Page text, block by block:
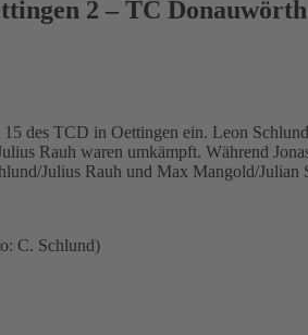
2 – TC
des TCD in Oettingen ein. Leon
Rauh waren umkämpft. Während
Julius Rauh und Max Mangold/
C. Schlund)